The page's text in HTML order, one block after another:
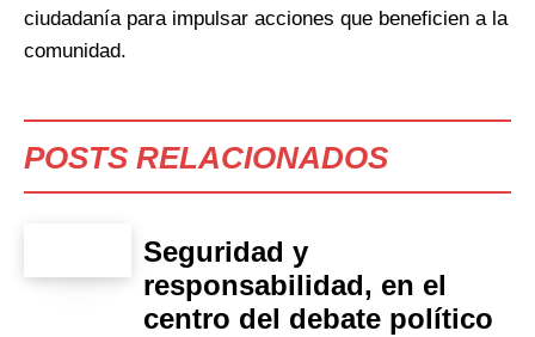
ciudadanía para impulsar acciones que beneficien a la
comunidad.
POSTS RELACIONADOS
Seguridad y
responsabilidad, en el
centro del debate político